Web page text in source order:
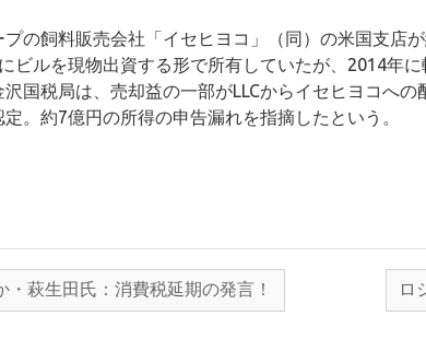
プの飼料販売会社「イセヒヨコ」（同）の米国支店
ビルを現物出資する形で所有していたが、2014年
国税局は、売却益の一部がLLCからイセヒヨコへ
。約7億円の所得の申告漏れを指摘したという。
・萩生田氏：消費税延期の発言！ ロ